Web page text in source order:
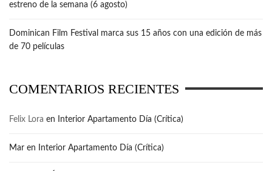
estreno de la semana (6 agosto)
Dominican Film Festival marca sus 15 años con una edición de más
de 70 películas
COMENTARIOS RECIENTES
Felix Lora en Interior Apartamento Día (Crítica)
Mar en Interior Apartamento Día (Crítica)